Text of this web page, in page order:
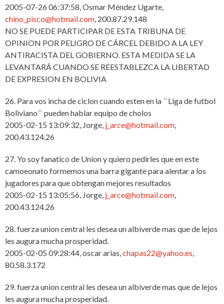
2005-07-26 06:37:58, Osmar Méndez Ugarte,
chino_pisco@hotmail.com, 200.87.29.148
NO SE PUEDE PARTICIPAR DE ESTA TRIBUNA DE
OPINION POR PELIGRO DE CÁRCEL DEBIDO A LA LEY
ANTIRACISTA DEL GOBIERNO. ESTA MEDIDA SE LA
LEVANTARÁ CUANDO SE REESTABLEZCA LA LIBERTAD
DE EXPRESION EN BOLIVIA
26. Para vos incha de ciclon cuando esten en la ´`Liga de futbol
Boliviano´` pueden hablar equipo de cholos
2005-02-15 13:09:32, Jorge, j_arce@hotmail.com,
200.43.124.26
27. Yo soy fanatico de Union y quiero pedirles que en este
camoeonato formemos una barra gigante para alentar a los
jugadores para que obtengan mejores resultados
2005-02-15 13:05:56, Jorge, j_arce@hotmail.com,
200.43.124.26
28. fuerza union central les desea un albiverde mas que de lejos
les augura mucha prosperidad.
2005-02-05 09:28:44, oscar arias,chapas22@yahoo.es,
80.58.3.172
29. fuerza union central les desea un albiverde mas que de lejos
les augura mucha prosperidad.